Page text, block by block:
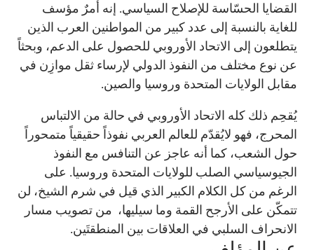
القضايا الحسّاسة للإصلاح السياسي. إنه أمرٌ مؤسف
للغاية بالنسبة إلى عدد كبير من المواطنين العرب الذين
يتطلعون إلى الاتحاد الأوروبي للحصول على الدعم، وبحثاً
عن نوع مختلف من النفوذ الدولي لإرساء ثقل موازِن في
مقابل الولايات المتحدة وروسيا والصين.
يُقحِم ذلك كله الاتحاد الأوروبي في حالة من الالتباس
المحرج، فهو لايُقدّم للعالم العربي نفوذاً حقيقياً متمحوراً
حول الشعب، كما أنه عاجز عن التنافس مع النفوذ
الجيوسياسي الصلب للولايات المتحدة وروسيا. على
الرغم من كل الكلام الكبير الذي قيل في شرم الشيخ، لن
تتمكّن على الأرجح القمة وما سيليها، من تصويب مسار
الانحراف السلبي في العلاقات بين المنطقتَين.